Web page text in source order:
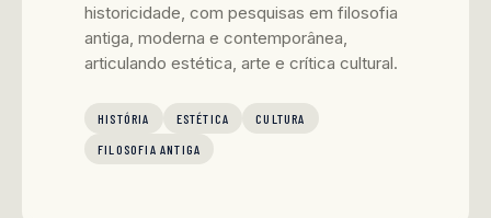
historicidade, com pesquisas em filosofia
antiga, moderna e contemporânea,
articulando estética, arte e crítica cultural.
HISTÓRIA ESTÉTICA
CULTURA
FILOSOFIA ANTIGA